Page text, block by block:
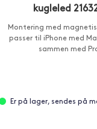
kugleled
Montering med
passer til iPhone med
sammen med
Er på lager, sendes på